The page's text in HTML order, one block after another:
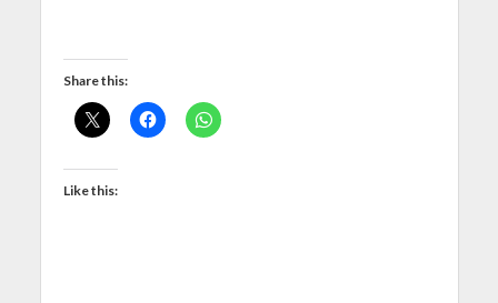
Share this:
Like this: